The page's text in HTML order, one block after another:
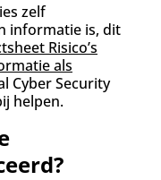
zelf
informatie is, dit
Risico’s
als
Cyber Security
helpen.